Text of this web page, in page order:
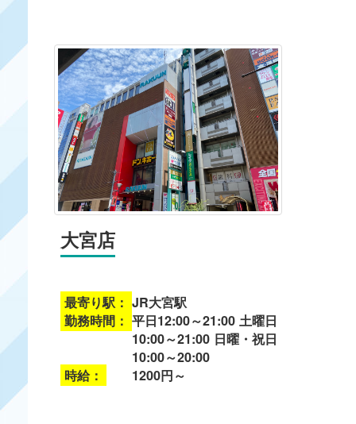
大宮店
最寄り駅： JR大宮駅
勤務時間： 平日12:00～21:00 土曜日
10:00～21:00 日曜・祝日
10:00～20:00
時給：
1200円～